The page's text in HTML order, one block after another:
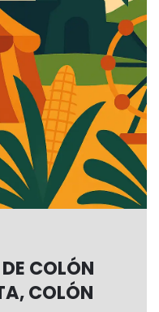
COLÓN
COLÓN